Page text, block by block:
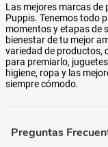
Las mejores marcas
Puppis. Tenemos todo
momentos y etapas de
bienestar de tu mejor
variedad de productos,
para premiarlo,
higiene, ropa y las
siempre cómodo.
Preguntas